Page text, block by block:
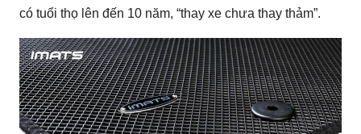
có tuổi thọ lên đến 10 năm, “thay xe chưa thay thảm”.